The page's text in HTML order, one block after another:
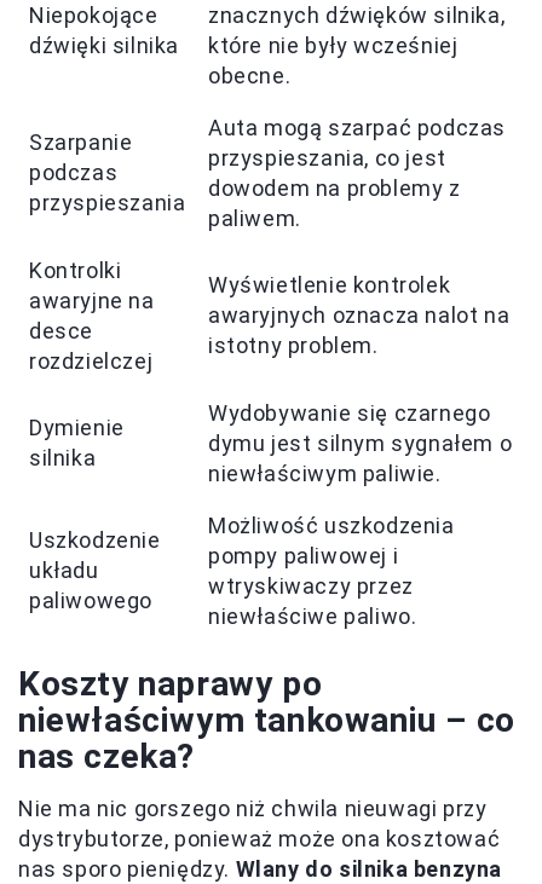
Niepokojące
dźwięki silnika
znacznych dźwięków silnika,
które nie były wcześniej
obecne.
Szarpanie
podczas
przyspieszania
Auta mogą szarpać podczas
przyspieszania, co jest
dowodem na problemy z
paliwem.
Kontrolki
awaryjne na
desce
rozdzielczej
Wyświetlenie kontrolek
awaryjnych oznacza nalot na
istotny problem.
Dymienie
silnika
Wydobywanie się czarnego
dymu jest silnym sygnałem o
niewłaściwym paliwie.
Uszkodzenie
układu
paliwowego
Możliwość uszkodzenia
pompy paliwowej i
wtryskiwaczy przez
niewłaściwe paliwo.
Koszty naprawy po
niewłaściwym tankowaniu – co
nas czeka?
Nie ma nic gorszego niż chwila nieuwagi przy
dystrybutorze, ponieważ może ona kosztować
nas sporo pieniędzy. Wlany do silnika benzyna